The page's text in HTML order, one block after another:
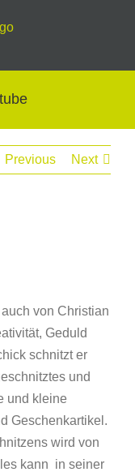
Previous Next
von Christian
Geduld
schnitzt er
und
und kleine
Geschenkartikel.
wird von
kann in seiner